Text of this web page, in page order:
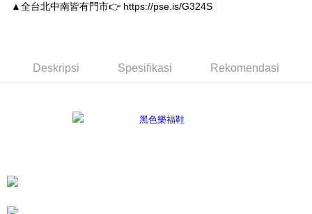
AFTEE.
sehingga 45 hari.
pesanan. Walau bagaimanapun, tiada jaminan bahawa anda boleh
prapesanan atau produk yang mungkin mengambil masa yang lebih
NT$3,000 atau lebih
NT$3,000 atau lebih
NT$80/pesanan | Penghantaran percuma untuk pesanan
NT$220/pesanan
▲全台北中南皆有門市👉 https://pse.is/G324S
Deskripsi Spesifikasi Rekomendasi